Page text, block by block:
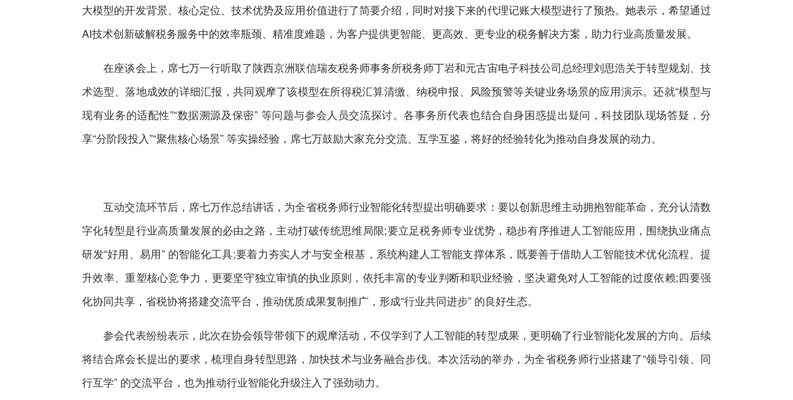
大模型的开发背景、核心定位、技术优势及应用价值进行了简要介绍，同时对接下来的代理记账大模型进行了预热。她表示，希望通过
AI技术创新破解税务服务中的效率瓶颈、精准度难题，为客户提供更智能、更高效、更专业的税务解决方案，助力行业高质量发展。
在座谈会上，席七万一行听取了陕西京洲联信瑞友税务师事务所税务师丁岩和元古宙电子科技公司总经理刘思浩关于转型规划、技
术选型、落地成效的详细汇报，共同观摩了该模型在所得税汇算清缴、纳税申报、风险预警等关键业务场景的应用演示。还就“模型与
现有业务的适配性”“数据溯源及保密” 等问题与参会人员交流探讨。各事务所代表也结合自身困惑提出疑问，科技团队现场答疑，分
享“分阶段投入”“聚焦核心场景” 等实操经验，席七万鼓励大家充分交流、互学互鉴，将好的经验转化为推动自身发展的动力。
互动交流环节后，席七万作总结讲话，为全省税务师行业智能化转型提出明确要求：要以创新思维主动拥抱智能革命，充分认清数
字化转型是行业高质量发展的必由之路，主动打破传统思维局限;要立足税务师专业优势，稳步有序推进人工智能应用，围绕执业痛点
研发“好用、易用” 的智能化工具;要着力夯实人才与安全根基，系统构建人工智能支撑体系，既要善于借助人工智能技术优化流程、提
升效率、重塑核心竞争力，更要坚守独立审慎的执业原则，依托丰富的专业判断和职业经验，坚决避免对人工智能的过度依赖;四要强
化协同共享，省税协将搭建交流平台，推动优质成果复制推广，形成“行业共同进步” 的良好生态。
参会代表纷纷表示，此次在协会领导带领下的观摩活动，不仅学到了人工智能的转型成果，更明确了行业智能化发展的方向。后续
将结合席会长提出的要求，梳理自身转型思路，加快技术与业务融合步伐。本次活动的举办，为全省税务师行业搭建了“领导引领、同
行互学” 的交流平台，也为推动行业智能化升级注入了强劲动力。